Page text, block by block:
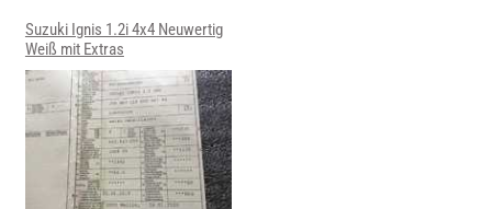
Suzuki Ignis 1.2i 4x4 Neuwertig
Weiß mit Extras